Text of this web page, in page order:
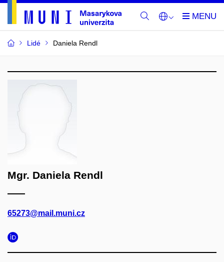
Lidé Daniela Rendl
Mgr. Daniela Rendl
65273@mail.muni.cz